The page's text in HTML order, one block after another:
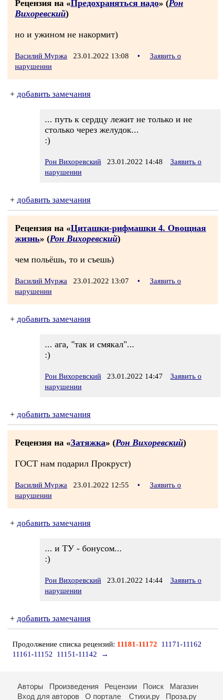
Рецензия на «Предохраняться надо» (Рон
Вихоревский)
но и ужином не накормит)
Василий Муржа 23.01.2022 13:08 •
Заявить о
нарушении
+ добавить замечания
... путь к сердцу лежит не только и не
столько через желудок...
:)
Рон Вихоревский 23.01.2022 14:48
Заявить о
нарушении
+ добавить замечания
Рецензия на «Циташки-рифмашки 4. Овощная
жизнь» (Рон Вихоревский)
чем польёшь, то и съешь)
Василий Муржа 23.01.2022 13:07 •
Заявить о
нарушении
+ добавить замечания
... ага, "так и смякал"...
:)
Рон Вихоревский 23.01.2022 14:47
Заявить о
нарушении
+ добавить замечания
Рецензия на «Затяжка» (Рон Вихоревский)
ГОСТ нам подарил Прокруст)
Василий Муржа 23.01.2022 12:55 •
Заявить о
нарушении
+ добавить замечания
... и ТУ - бонусом...
:)
Рон Вихоревский 23.01.2022 14:44
Заявить о
нарушении
+ добавить замечания
Продолжение списка рецензий: 11181-11172
11171-11162
11161-11152
11151-11142 →
Авторы Произведения Рецензии Поиск
Магазин
Вход для авторов
О портале Стихи.ру Проза.ру